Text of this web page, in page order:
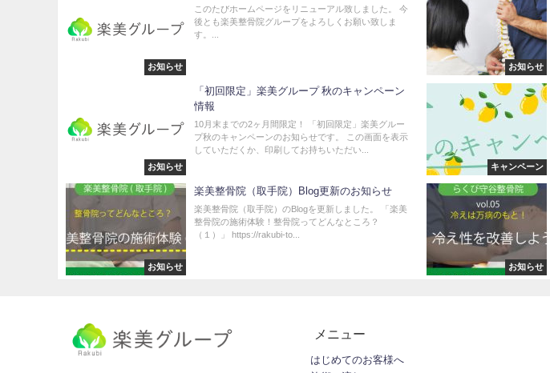
お知らせ
このたびホームページをリニューアル致しました。 今
後とも楽美整骨院グループをよろしくお願い致しま
す。...
お知らせ
お知らせ
「初回限定」楽美グループ 秋のキャンペーン
情報
10月末までの2ヶ月間限定！ 「初回限定」楽美グルー
プ秋のキャンペーンのお知らせです。 この画面を表示
していただくか、印刷してお持ちいただい...
キャンペーン
お知らせ
楽美整骨院（取手院）Blog更新のお知らせ
楽美整骨院（取手院）のBlogを更新しました。 「楽美
整骨院の施術体験！整骨院ってどんなところ？
（１）」 https://rakubi-to...
お知らせ
メニュー
はじめてのお客様へ